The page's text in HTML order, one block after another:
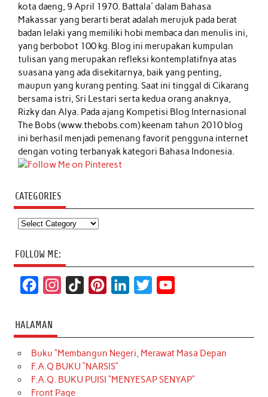
kota daeng, 9 April 1970. Battala' dalam Bahasa
Makassar yang berarti berat adalah merujuk pada berat
badan lelaki yang memiliki hobi membaca dan menulis ini,
yang berbobot 100 kg. Blog ini merupakan kumpulan
tulisan yang merupakan refleksi kontemplatifnya atas
suasana yang ada disekitarnya, baik yang penting,
maupun yang kurang penting. Saat ini tinggal di Cikarang
bersama istri, Sri Lestari serta kedua orang anaknya,
Rizky dan Alya. Pada ajang Kompetisi Blog Internasional
The Bobs (www.thebobs.com) keenam tahun 2010 blog
ini berhasil menjadi pemenang favorit pengguna internet
dengan voting terbanyak kategori Bahasa Indonesia.
CATEGORIES
Categories
FOLLOW ME:
c
e
b
o
o
t
a
g
r
T
o
k
t
e
r
k
e
d
t
t
e
T
u
b
HALAMAN
Buku “Membangun Negeri, Merawat Masa Depan
F.A.Q BUKU “NARSIS”
F.A.Q. BUKU PUISI “MENYESAP SENYAP”
Front Page